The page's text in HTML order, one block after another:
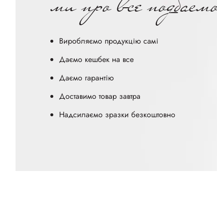
Виробляємо продукцію самі
Даємо кешбек на все
Даємо гарантію
Доставимо товар завтра
Надсилаємо зразки безкоштовно